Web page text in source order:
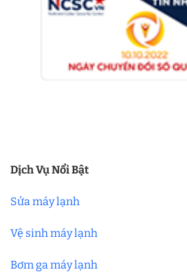
Dịch Vụ Nổi Bật
Sửa máy lạnh
Vệ sinh máy lạnh
Bơm ga máy lạnh